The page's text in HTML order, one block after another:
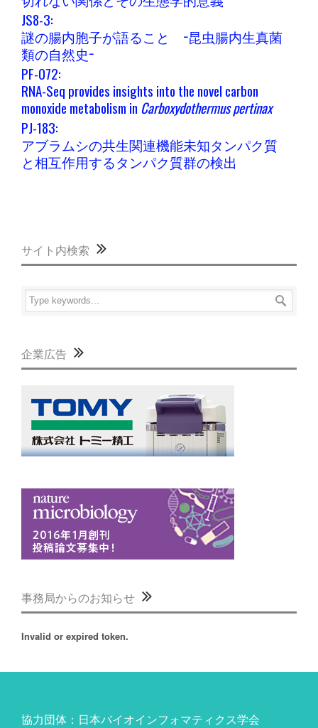
JS8-3:
謎の腸内胞子が語ること −昆虫腸内生真菌
類の自然史−
PF-072:
RNA-Seq provides insights into the novel carbon
monoxide metabolism in Carboxydothermus pertinax
PJ-183:
アブラムシの共生関連機能未知タンパク質
と相互作用するタンパク質群の検出
サイト内検索
企業広告
事務局からのお知らせ
Invalid or expired token.
協力団体：日本バイオインフォマティクス学会